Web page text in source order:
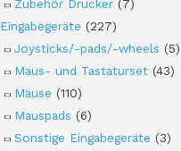
Zubehör Drucker (7)
Eingabegeräte (227)
Joysticks/-pads/-wheels (5)
Maus- und Tastaturset (43)
Mäuse (110)
Mauspads (6)
Sonstige Eingabegeräte (3)